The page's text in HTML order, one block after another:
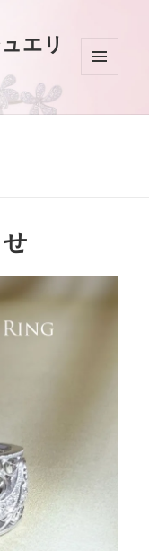
エリ
ィジェ